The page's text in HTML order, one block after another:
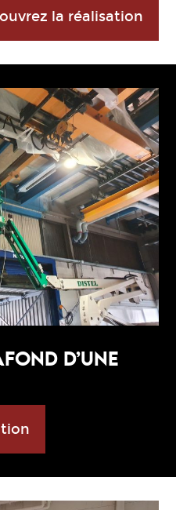
la réalisation
D’UNE